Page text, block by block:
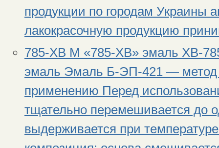
продукции по городам Украины
лакокрасочную продукцию
785-ХВ М «785-ХВ» эмаль ХВ-
эмаль Эмаль Б-ЭП-421 — метод
применению Перед
тщательно перемешивается до
выдерживается при